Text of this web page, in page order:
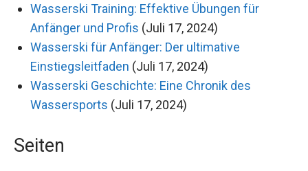
Wasserski Training: Effektive Übungen für
Anfänger und Profis (Juli 17, 2024)
Wasserski für Anfänger: Der ultimative
Einstiegsleitfaden (Juli 17, 2024)
Wasserski Geschichte: Eine Chronik des
Wassersports (Juli 17, 2024)
Seiten